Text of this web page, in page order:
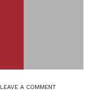
LEAVE A COMMENTON